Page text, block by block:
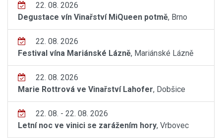
22. 08. 2026
Degustace vín Vinařství MiQueen potmě, Brno
22. 08. 2026
Festival vína Mariánské Lázně, Mariánské Lázně
22. 08. 2026
Marie Rottrová ve Vinařství Lahofer, Dobšice
22. 08. - 22. 08. 2026
Letní noc ve vinici se zarážením hory, Vrbovec